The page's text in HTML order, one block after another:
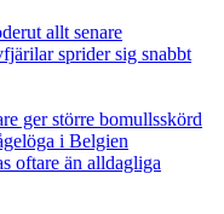
allt senare
sprider sig snabbt
ger större bomullsskörd
i Belgien
oftare än alldagliga